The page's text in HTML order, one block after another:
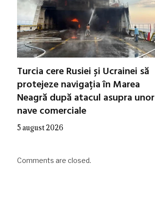
Turcia cere Rusiei și Ucrainei să
protejeze navigația în Marea
Neagră după atacul asupra unor
nave comerciale
5 august 2026
Comments are closed.